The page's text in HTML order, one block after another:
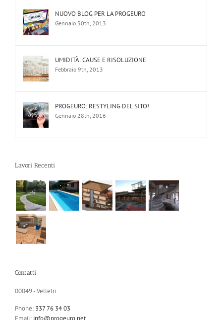
NUOVO BLOG PER LA PROGEURO
Gennaio 30th, 2013
UMIDITÀ: CAUSE E RISOLUZIONE
Febbraio 9th, 2013
PROGEURO: RESTYLING DEL SITO!
Gennaio 28th, 2016
Lavori Recenti
Contatti
00049 - Velletri
Phone: 337 76 34 03